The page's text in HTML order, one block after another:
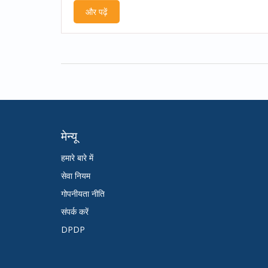
बाढ़ और जलभराव का सामना करना पड़ सकता है, हालांकि
और पढ़ें
मेन्यू
हमारे बारे में
सेवा नियम
गोपनीयता नीति
संपर्क करें
DPDP